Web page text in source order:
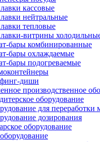
кассовые
нейтральные
тепловые
витрины
бары комбинированные
бары охлаждаемые
бары подогреваемые
диши
производственное
оборудование
для переработки
дозирования
оборудование